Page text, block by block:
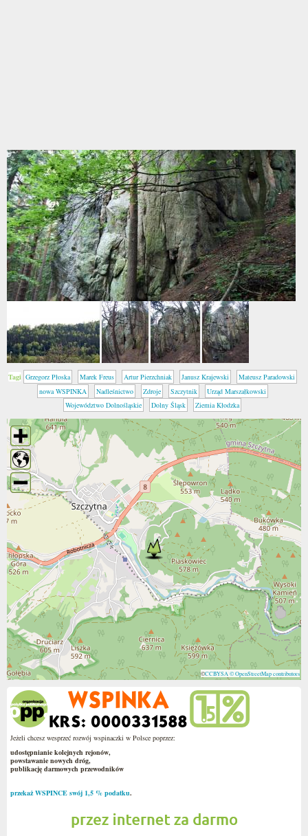
Tagi Grzegorz Płoska Marek Freus Artur Pierzchniak Janusz Krajewski
Mateusz Paradowski
nowa WSPINKA
Nadleśnictwo Zdroje Szczytnik
Urząd Marszałkowski
Województwo Dolnośląskie
Dolny Śląsk Ziemia Kłodzka
©CCBYSA © OpenStreetMap contributors
Jeżeli chcesz wesprzeć rozwój wspinaczki w Polsce poprzez:
udostępnianie kolejnych rejonów,
powstawanie nowych dróg,
publikację darmowych przewodników
przekaż WSPINCE swój 1,5 % podatku.